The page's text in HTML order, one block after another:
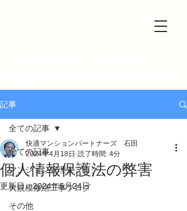
記事
全ての記事
マンション管理士ブログ
大規模修繕工事ブログ
その他
全ての記事
個人情報保護法の弊害
快適マンションパートナーズ 石田
2024年4月18日 読了時間: 4分
更新日：2024年5月24日